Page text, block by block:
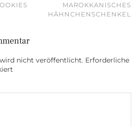
MAROKKANISCHES
HÄHNCHENSCHENKEL
nicht veröffentlicht. Erforderliche